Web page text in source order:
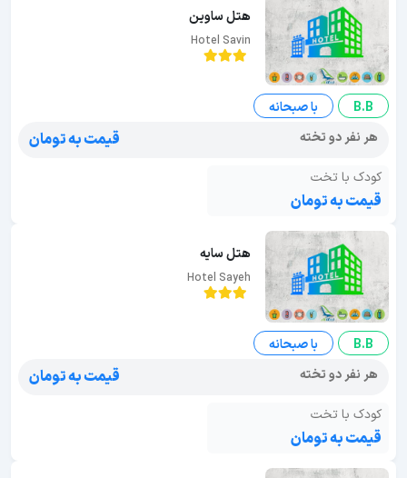
هتل ساوین
Hotel Savin
B.B
با صبحانه
هر نفر دو تخته
قیمت به تومان
کودک با تخت
قیمت به تومان
هتل سایه
Hotel Sayeh
B.B
با صبحانه
هر نفر دو تخته
قیمت به تومان
کودک با تخت
قیمت به تومان